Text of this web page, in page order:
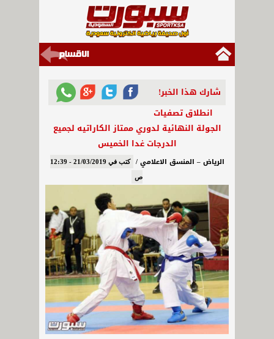
شارك هذا الخبر!
انطلاق تصفيات
الجولة النهائية لدوري ممتاز الكاراتيه لجميع
الدرجات غدا الخميس
الرياض – المنسق الاعلامي / كتب في 21/03/2019 - 12:39
ص